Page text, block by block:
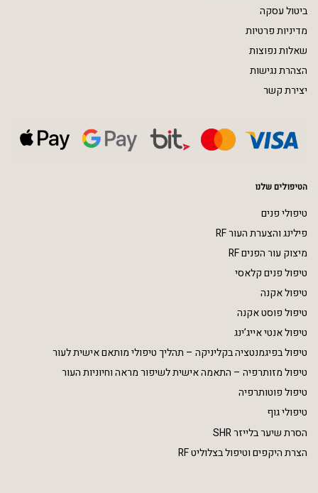
ביטול עסקה
מדיניות פרטיות
שאלות נפוצות
הצהרת נגישות
יצירת קשר
הטיפולים שלנו
טיפולי פנים
פילינג והצערת העור RF
מיצוק עור הפנים RF
טיפול פנים קלאסי
טיפול אקנה
טיפול פוסט אקנה
טיפול אנטי אייג’ינג
טיפול בפיגמנטציה בקליניקה – תהליך טיפולי מותאם אישית לעור
טיפול מזותרפיה – התאמה אישית לשיפור מראה וחיוניות העור
טיפול פוטותרפיה
טיפולי גוף
הסרת שיער בלייזר SHR
הצרת היקפים וטיפול בצלוליט RF